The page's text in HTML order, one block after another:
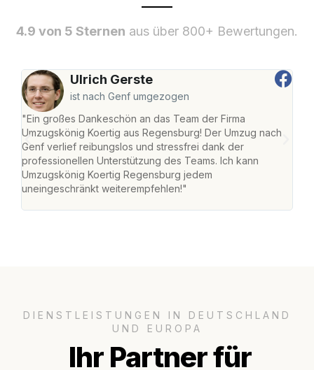
4.9 von 5 Sternen aus über 800+ Bewertungen.
Ulrich Gerste
ist nach Genf umgezogen
"Ein großes Dankeschön an das Team der Firma
Umzugskönig Koertig aus Regensburg! Der Umzug nach
Genf verlief reibungslos und stressfrei dank der
professionellen Unterstützung des Teams. Ich kann
Umzugskönig Koertig Regensburg jedem
uneingeschränkt weiterempfehlen!"
DIENSTLEISTUNGEN IN DEUTSCHLAND
UND EUROPA
Ihr Partner für